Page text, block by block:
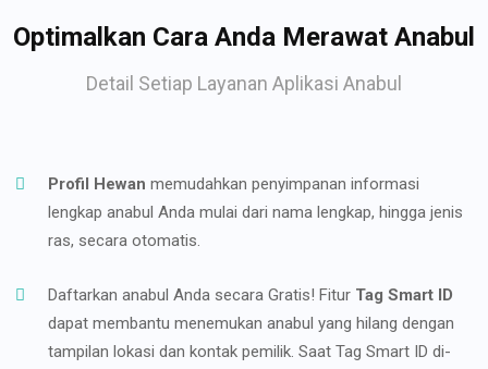
Optimalkan Cara Anda Merawat Anabul
Detail Setiap Layanan Aplikasi Anabul
Profil Hewan memudahkan penyimpanan informasi
lengkap anabul Anda mulai dari nama lengkap, hingga jenis
ras, secara otomatis.
Daftarkan anabul Anda secara Gratis! Fitur Tag Smart ID
dapat membantu menemukan anabul yang hilang dengan
tampilan lokasi dan kontak pemilik. Saat Tag Smart ID di-